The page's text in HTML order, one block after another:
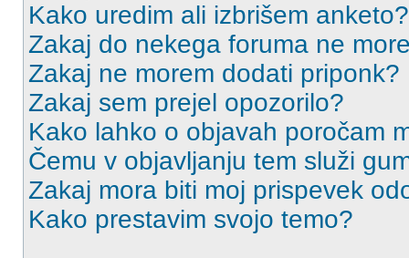
Kako uredim ali izbrišem anketo?
Zakaj do nekega foruma ne
Zakaj ne morem dodati priponk?
Zakaj sem prejel opozorilo?
Kako lahko o objavah poročam
Čemu v objavljanju tem služi
Zakaj mora biti moj prispevek
Kako prestavim svojo temo?